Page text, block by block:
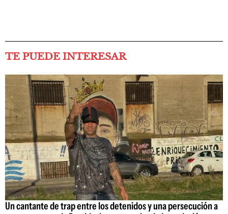
TE PUEDE INTERESAR
Un cantante de trap entre los detenidos y una persecución a